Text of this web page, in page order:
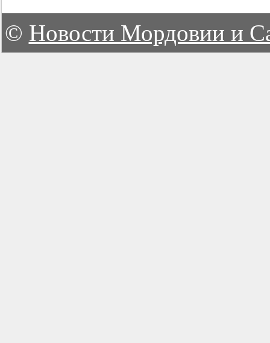
© Новости Мордовии и